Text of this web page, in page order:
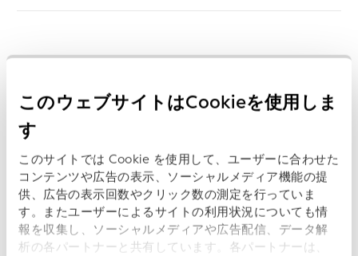
このウェブサイトはCookieを使用しま
す
このサイトでは Cookie を使用して、ユーザーに合わせた
コンテンツや広告の表示、ソーシャルメディア機能の提
供、広告の表示回数やクリック数の測定を行っていま
す。またユーザーによるサイトの利用状況についても情
報を収集し、ソーシャルメディアや広告配信、データ解
析の各パートナーと共有しています。各パートナーは、
Open Supply Hub、ウィキメディア・ドイツ、
Wikirate Internationalが、透明性、持続可能
性、デジタル・トラストに向けた相互運用可能
なオープンデータの推進を目的として、GLEIF
のグローバル・オープンデータ統合ネットワー
ク（GODIN）に参加
日付: 2026-07-16